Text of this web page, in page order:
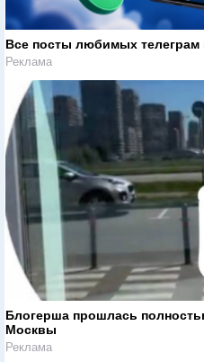
Все посты любимых телеграм
Реклама
Блогерша прошлась
Москвы
Реклама